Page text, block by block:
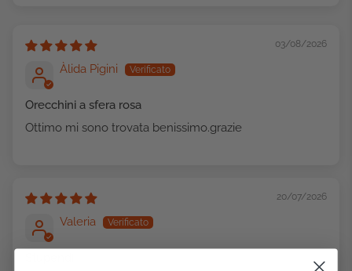
03/08/2026
Àlida Pigini
Orecchini a sfera rosa
Ottimo mi sono trovata benissimo.grazie
20/07/2026
Valeria